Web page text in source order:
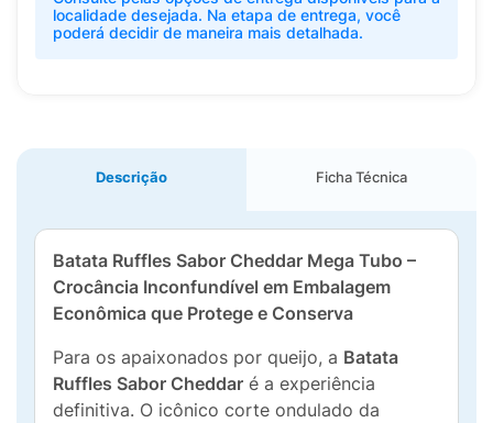
localidade desejada. Na etapa de entrega, você
poderá decidir de maneira mais detalhada.
Descrição Ficha Técnica
Batata Ruffles Sabor Cheddar Mega Tubo –
Crocância Inconfundível em Embalagem
Econômica que Protege e Conserva
Para os apaixonados por queijo, a Batata
Ruffles Sabor Cheddar é a experiência
definitiva. O icônico corte ondulado da